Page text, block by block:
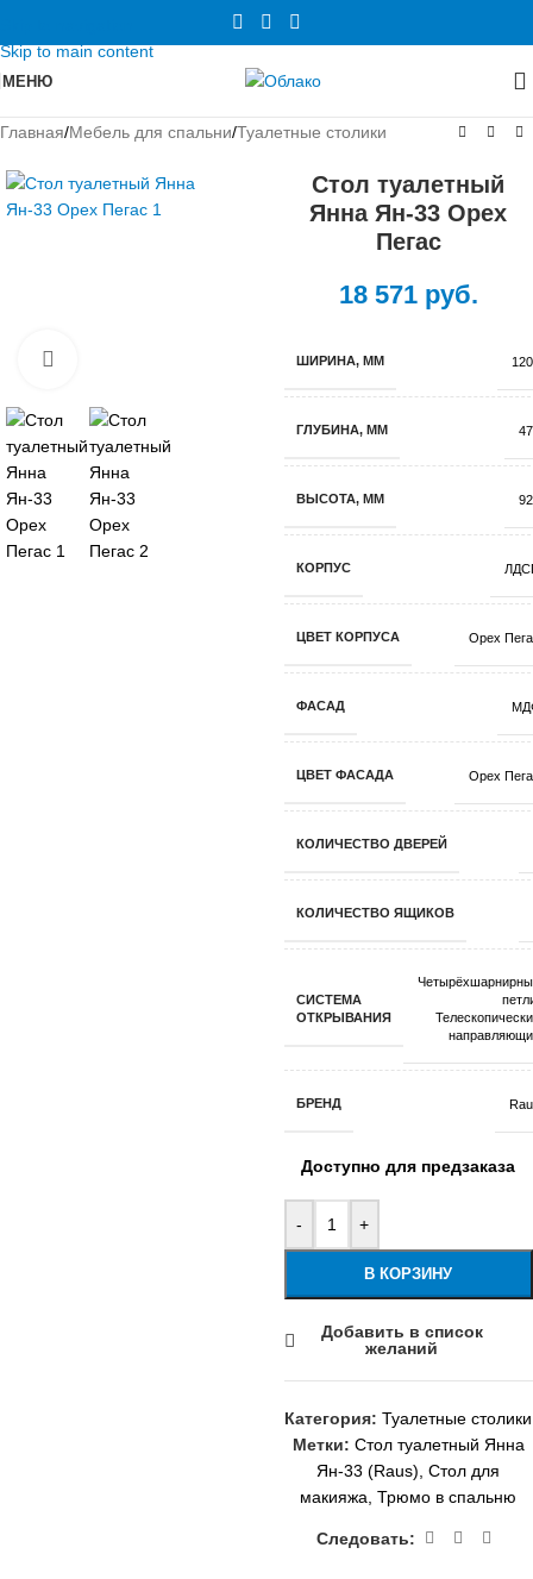
Skip to main content
МЕНЮ
Главная/Мебель для спальни/Туалетные столики
Стол туалетный
Янна Ян-33 Орех
Пегас
18 571руб.
ШИРИНА, ММ
ГЛУБИНА, ММ
ВЫСОТА, ММ
КОРПУС
ЦВЕТ КОРПУСА Орех
ФАСАД
ЦВЕТ ФАСАДА Орех
КОЛИЧЕСТВО ДВЕРЕЙ
КОЛИЧЕСТВО ЯЩИКОВ
СИСТЕМА
ОТКРЫВАНИЯ
БРЕНД
Доступно для предзаказа
- +
В КОРЗИНУ
Добавить в список
желаний
Категория: Туалетные столики
Метки: Стол туалетный Янна
Ян-33 (Raus) Стол для
макияжа Трюмо в спальню
Следовать: